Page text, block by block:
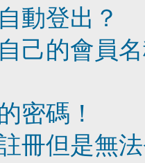
動登出？
己的會員
密碼！
冊但是無